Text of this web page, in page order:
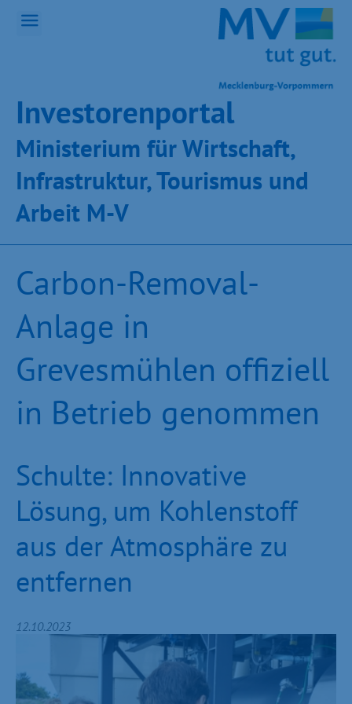
Inves­toren­por­tal
Ministeri­um für Wirt­schaft,
Infra­struk­tur, Tou­ris­mus und
Ar­beit M-V
Carbon-Removal-
Anlage in
Grevesmühlen offiziell
in Betrieb genommen
Schulte: Innovative
Lösung, um Kohlenstoff
aus der Atmosphäre zu
entfernen
12.10.2023